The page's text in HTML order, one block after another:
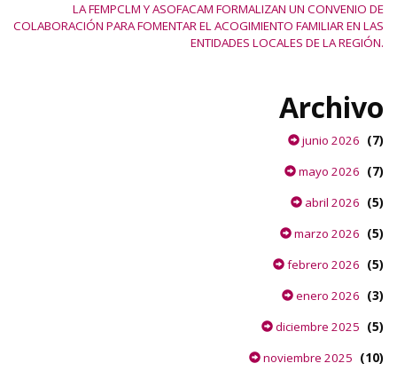
LA FEMPCLM Y ASOFACAM FORMALIZAN UN CONVENIO DE
COLABORACIÓN PARA FOMENTAR EL ACOGIMIENTO FAMILIAR EN LAS
ENTIDADES LOCALES DE LA REGIÓN.
Archivo
junio 2026 (7)
mayo 2026 (7)
abril 2026 (5)
marzo 2026 (5)
febrero 2026 (5)
enero 2026 (3)
diciembre 2025 (5)
noviembre 2025 (10)